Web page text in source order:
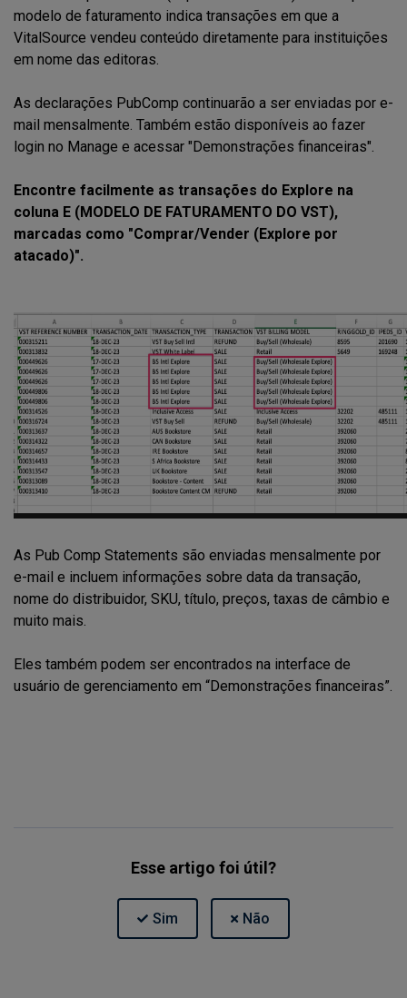
modelo de faturamento indica transações em que a
VitalSource vendeu conteúdo diretamente para instituições
em nome das editoras.
As declarações PubComp continuarão a ser enviadas por e-
mail mensalmente. Também estão disponíveis ao fazer
login no Manage e acessar "Demonstrações financeiras".
Encontre facilmente as transações do Explore na
coluna E (MODELO DE FATURAMENTO DO VST),
marcadas como "Comprar/Vender (Explore por
atacado)".
As Pub Comp Statements são enviadas mensalmente por
e-mail e incluem informações sobre data da transação,
nome do distribuidor, SKU, título, preços, taxas de câmbio e
muito mais.
Eles também podem ser encontrados na interface de
usuário de gerenciamento em “Demonstrações financeiras”.
Esse artigo foi útil?